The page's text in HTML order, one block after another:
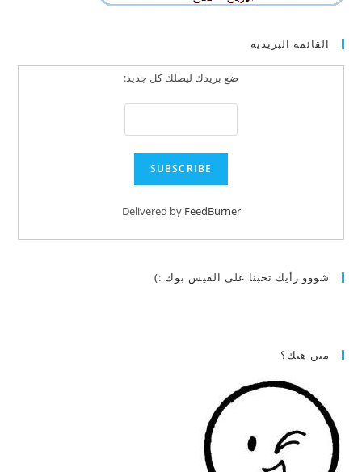
القائمه البريديه
ضع بريدك ليصلك كل جديد:
Delivered by FeedBurner
شووو رأيك تحبنا على الفيس بوك :)
مين هيك؟